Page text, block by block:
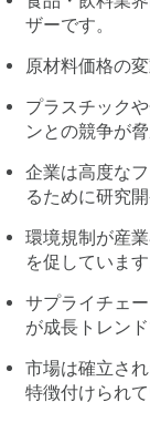
ザーです。
原材料価格の
プラスチック
ンとの競争が脅
企業は高度な
るために研究
環境規制が産
を促しています
サプライチェ
が成長トレンド
市場は確立さ
特徴付けられて